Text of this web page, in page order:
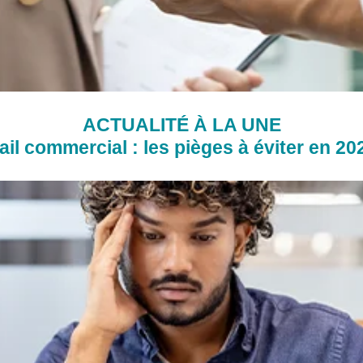
ACTUALITÉ À LA UNE
commercial : les pièges à éviter en